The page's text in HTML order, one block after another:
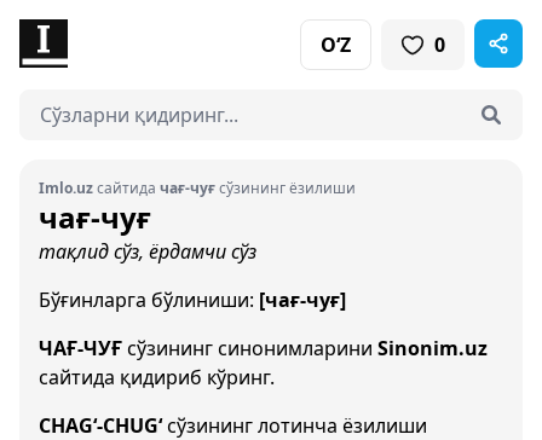
O‘Z 0
Imlo.uzсайтида чағ-чуғсўзининг ёзилиши
чағ-чуғ
тақлид сўз, ёрдамчи сўз
Бўғинларга бўлиниши: [чағ-чуғ]
ЧАҒ-ЧУҒсўзининг синонимларини Sinonim.uz
сайтида қидириб кўринг.
CHAG‘-CHUG‘сўзининг лотинча ёзилиши